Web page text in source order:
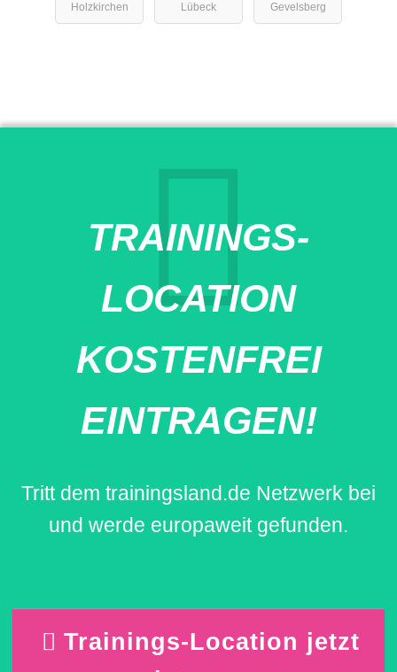
Holzkirchen
Holzkirchen Lübeck Gevelsberg
TRAININGS-
LOCATION
KOSTENFREI
EINTRAGEN!
Tritt dem trainingsland.de Netzwerk bei
und werde europaweit gefunden.
Trainings-Location jetzt